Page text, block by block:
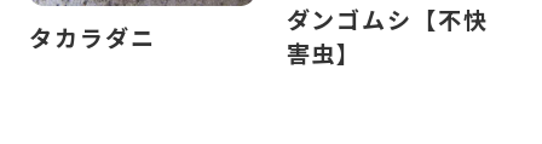
タカラダニ
ダンゴムシ【不快
害虫】